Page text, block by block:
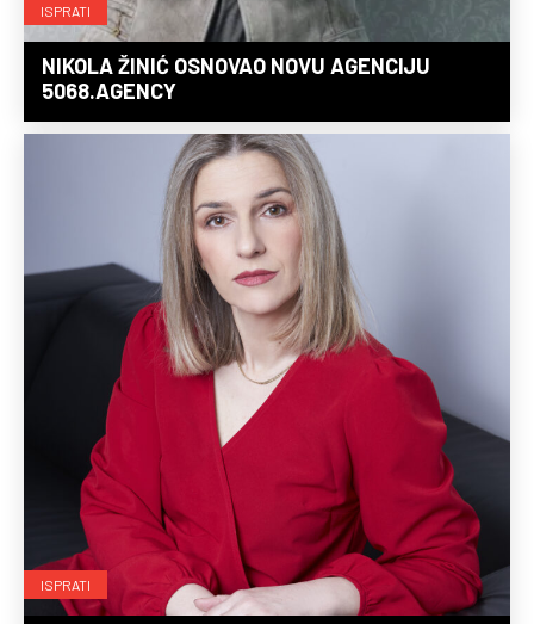
ISPRATI
NIKOLA ŽINIĆ OSNOVAO NOVU AGENCIJU
5068.AGENCY
ISPRATI